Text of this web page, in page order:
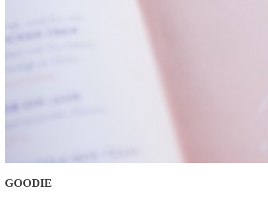
GOODIE